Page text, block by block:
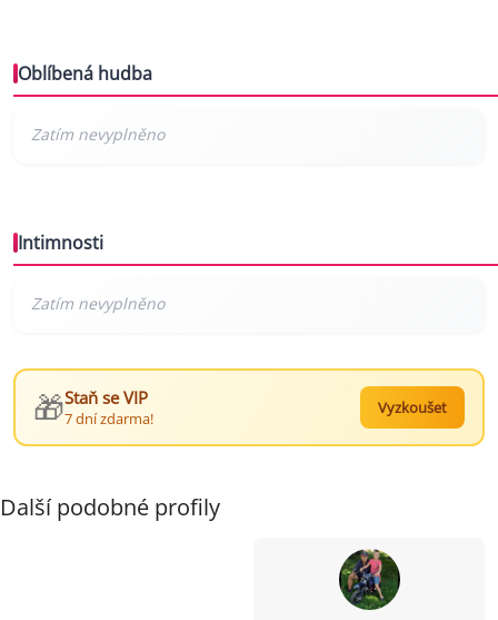
Oblíbená hudba
Intimnosti
🎁Staň se VIP
7 dní zdarma!
Vyzkoušet
Další podobné profily